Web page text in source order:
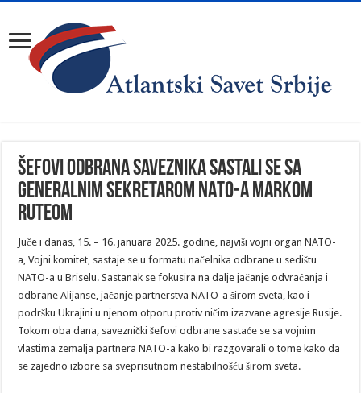
Šefovi odbrana saveznika sastali se sa
generalnim sekretarom NATO-a Markom
Ruteom
Juče i danas, 15. – 16. januara 2025. godine, najviši vojni organ NATO-
a, Vojni komitet, sastaje se u formatu načelnika odbrane u sedištu
NATO-a u Briselu. Sastanak se fokusira na dalje jačanje odvraćanja i
odbrane Alijanse, jačanje partnerstva NATO-a širom sveta, kao i
podršku Ukrajini u njenom otporu protiv ničim izazvane agresije Rusije.
Tokom oba dana, saveznički šefovi odbrane sastaće se sa vojnim
vlastima zemalja partnera NATO-a kako bi razgovarali o tome kako da
se zajedno izbore sa sveprisutnom nestabilnošću širom sveta.